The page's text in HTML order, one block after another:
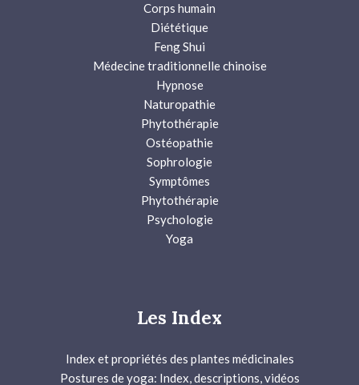
Corps humain
Diététique
Feng Shui
Médecine traditionnelle chinoise
Hypnose
Naturopathie
Phytothérapie
Ostéopathie
Sophrologie
Symptômes
Phytothérapie
Psychologie
Yoga
Les Index
Index et propriétés des plantes médicinales
Postures de yoga: Index, descriptions, vidéos